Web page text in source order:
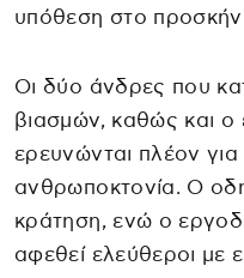
υπόθεση στο
Οι δύο άνδρες που
βιασμών, καθώς και ο
ερευνώνται πλέον
ανθρωποκτονία. Ο
κράτηση, ενώ ο
αφεθεί ελεύθεροι με